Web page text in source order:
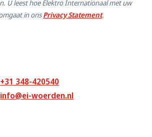
U leest hoe Elektro Internationaal met uw
in onsPrivacy Statement.
+31 348-420540
info@ei-woerden.nl